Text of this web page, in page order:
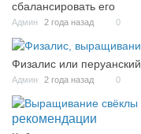
сбалансировать его
Админ 2 года назад 0
Физалис или
Админ 2 года назад 0
рекомендации